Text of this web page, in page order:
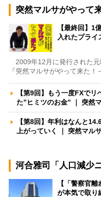
突然マルサがやって
【最終回】1
入れたプラ
2009年12月に発行された
『突然マルサがやって来た！
【第9回】もう一度FXで
た”ヒミツのお金” ｜ 突然
【第8回】年利はなんと
上がっていく ｜ 突然マル
河合雅司「人口減少
【「警察官
が本気で取